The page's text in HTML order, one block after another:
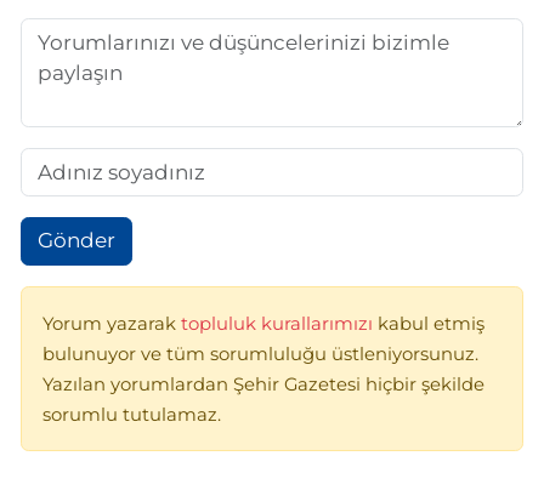
Gönder
Yorum yazarak topluluk kurallarımızı kabul etmiş
bulunuyor ve tüm sorumluluğu üstleniyorsunuz.
Yazılan yorumlardan Şehir Gazetesi hiçbir şekilde
sorumlu tutulamaz.